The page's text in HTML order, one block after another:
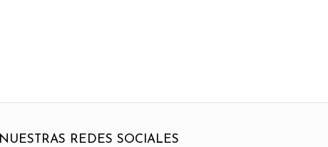
NUESTRAS REDES SOCIALES